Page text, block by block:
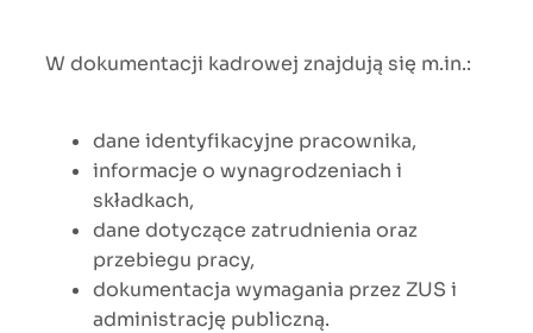
W dokumentacji kadrowej znajdują się m.in.:
dane identyfikacyjne pracownika,
informacje o wynagrodzeniach i
składkach,
dane dotyczące zatrudnienia oraz
przebiegu pracy,
dokumentacja wymagania przez ZUS i
administrację publiczną.